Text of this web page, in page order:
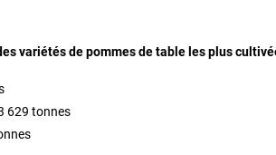
variétés de pommes de table les plus
629 tonnes